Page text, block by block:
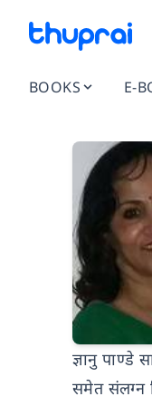
BOOKS E-
ज्ञानु पाण्डे
समेत संलग्न